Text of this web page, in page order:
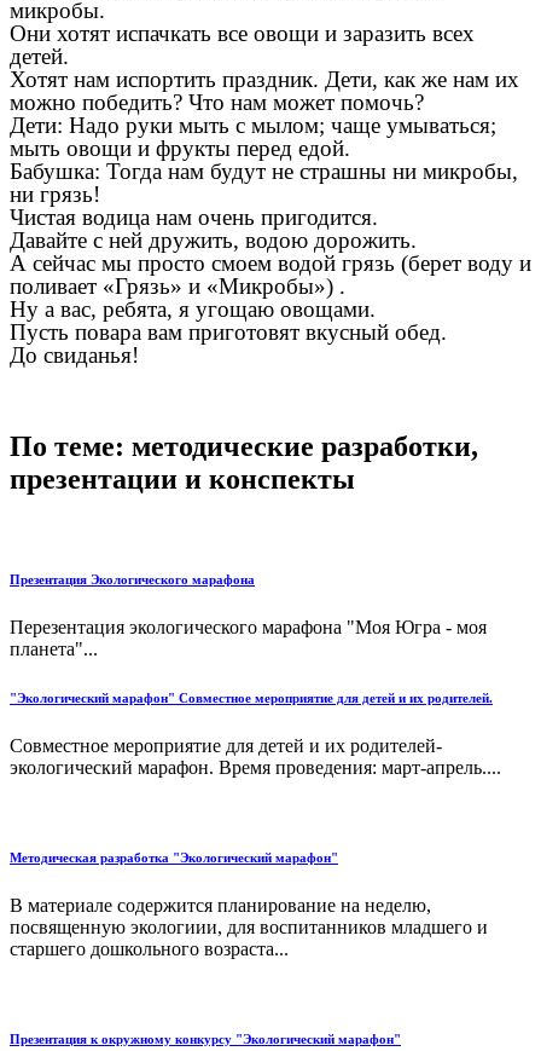
микробы.
Они хотят испачкать все овощи и заразить всех
детей.
Хотят нам испортить праздник. Дети, как же нам их
можно победить? Что нам может помочь?
Дети: Надо руки мыть с мылом; чаще умываться;
мыть овощи и фрукты перед едой.
Бабушка: Тогда нам будут не страшны ни микробы,
ни грязь!
Чистая водица нам очень пригодится.
Давайте с ней дружить, водою дорожить.
А сейчас мы просто смоем водой грязь (берет воду и
поливает «Грязь» и «Микробы») .
Ну а вас, ребята, я угощаю овощами.
Пусть повара вам приготовят вкусный обед.
До свиданья!
По теме: методические разработки,
презентации и конспекты
Презентация Экологического марафона
Перезентация экологического марафона "Моя Югра - моя
планета"...
"Экологический марафон" Совместное мероприятие для детей и их родителей.
Совместное мероприятие для детей и их родителей-
экологический марафон. Время проведения: март-апрель....
Методическая разработка "Экологический марафон"
В материале содержится планирование на неделю,
посвященную экологиии, для воспитанников младшего и
старшего дошкольного возраста...
Презентация к окружному конкурсу "Экологический марафон"